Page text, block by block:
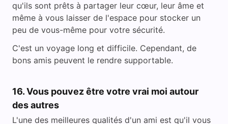
qu'ils sont prêts à partager leur cœur, leur âme et
même à vous laisser de l'espace pour stocker un
peu de vous-même pour votre sécurité.
C'est un voyage long et difficile. Cependant, de
bons amis peuvent le rendre supportable.
16. Vous pouvez être votre vrai moi autour
des autres
L'une des meilleures qualités d'un ami est qu'il vous